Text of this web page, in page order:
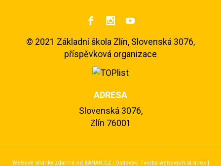
  
© 2021 Základní škola Zlín, Slovenská 3076,
příspěvková organizace
ADRESA
Slovenská 3076,
Zlín 76001
Webové stránky zdarma od BANAN.CZ| Ostravski Tvorba webových stránek